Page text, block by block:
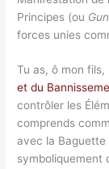
Principes (ou
forces unies
Tu as, ô mon
et du
contrôler les
comprends
avec la
symboliquement